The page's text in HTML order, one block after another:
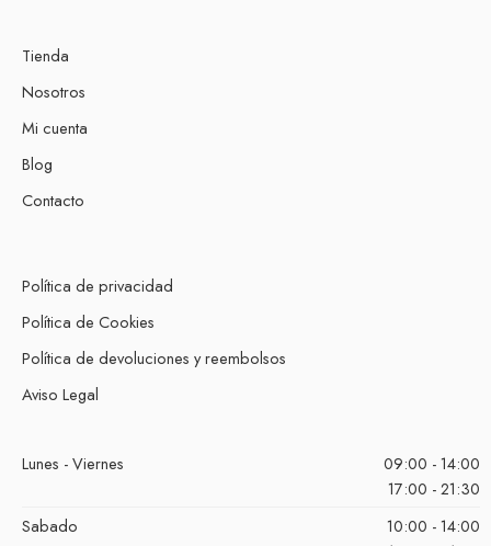
Tienda
Nosotros
Mi cuenta
Blog
Contacto
Política de privacidad
Política de Cookies
Política de devoluciones y reembolsos
Aviso Legal
Lunes - Viernes
09:00 - 14:00
17:00 - 21:30
Sabado
10:00 - 14:00